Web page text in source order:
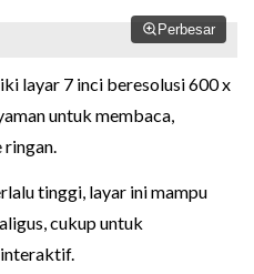
Perbesar
layar 7 inci beresolusi 600 x
untuk membaca,
ringan.
tinggi, layar ini mampu
cukup untuk